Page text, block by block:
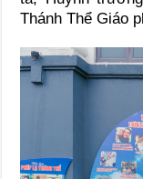
Thánh Thể Giáo